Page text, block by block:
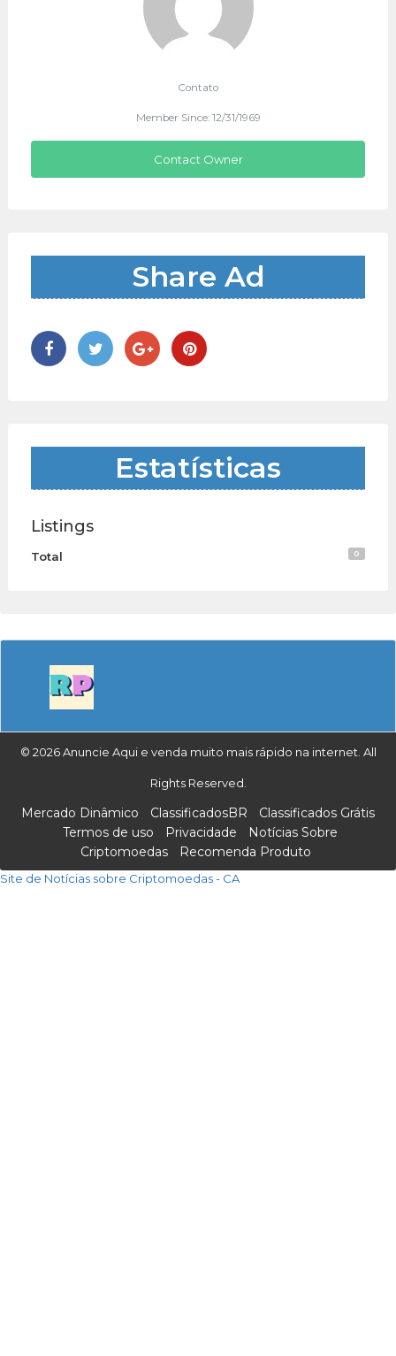
Contato
Member Since: 12/31/1969
Contact Owner
Share Ad
Estatísticas
Listings
Total 0
© 2026 Anuncie Aqui e venda muito mais rápido na internet. All
Rights Reserved.
Mercado Dinâmico ClassificadosBR
Classificados Grátis
Termos de uso
Privacidade
Notícias Sobre
Criptomoedas
Recomenda Produto
Site de Notícias sobre Criptomoedas - CA